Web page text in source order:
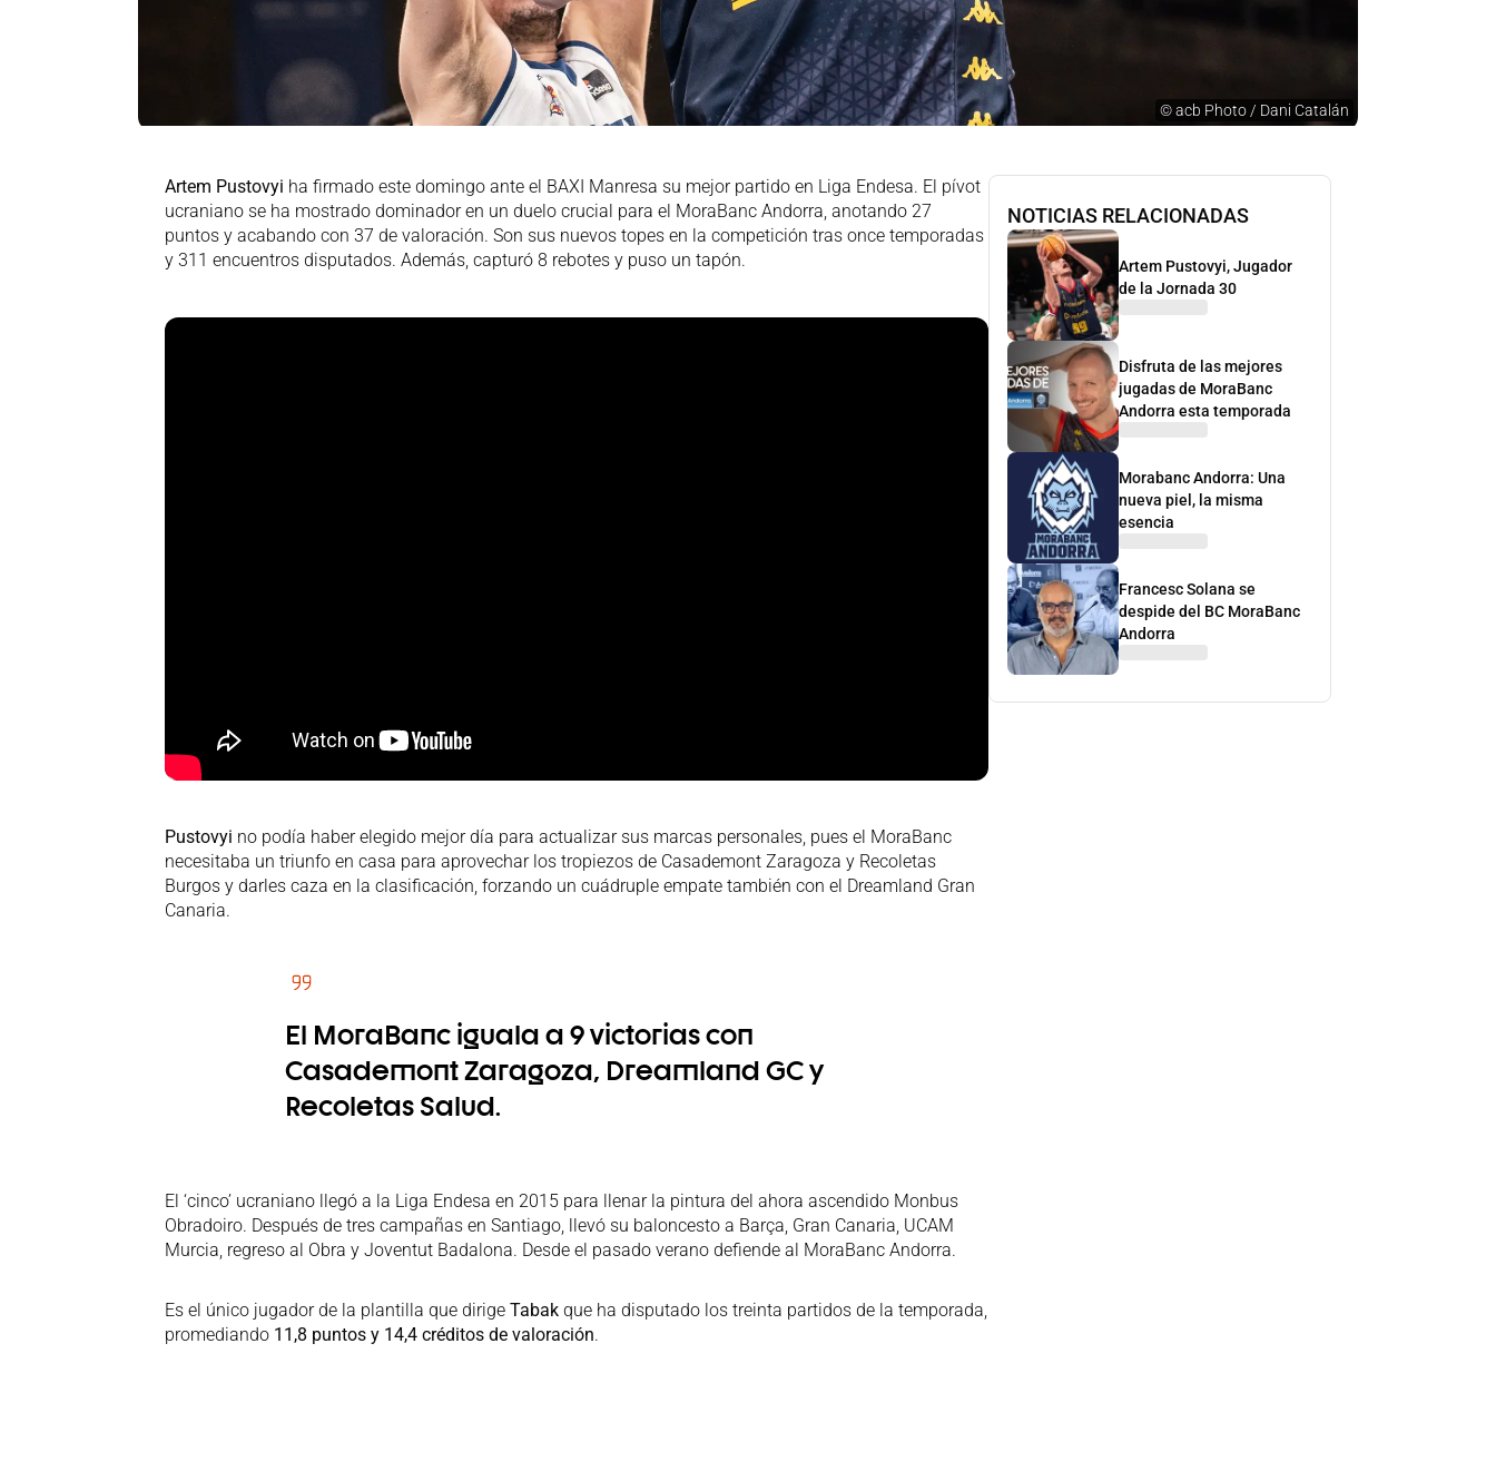
©acb Photo / Dani Catalán
Artem Pustovyi ha firmado este domingo ante el BAXI Manresa su mejor partido en Liga Endesa. El pívot
ucraniano se ha mostrado dominador en un duelo crucial para el MoraBanc Andorra, anotando 27
puntos y acabando con 37 de valoración. Son sus nuevos topes en la competición tras once temporadas
y 311 encuentros disputados. Además, capturó 8 rebotes y puso un tapón.
Pustovyi no podía haber elegido mejor día para actualizar sus marcas personales, pues el MoraBanc
necesitaba un triunfo en casa para aprovechar los tropiezos de Casademont Zaragoza y Recoletas
Burgos y darles caza en la clasificación, forzando un cuádruple empate también con el Dreamland Gran
Canaria.
El MoraBanc iguala a 9 victorias con
Casademont Zaragoza, Dreamland GC y
Recoletas Salud.
El ‘cinco’ ucraniano llegó a la Liga Endesa en 2015 para llenar la pintura del ahora ascendido Monbus
Obradoiro. Después de tres campañas en Santiago, llevó su baloncesto a Barça, Gran Canaria, UCAM
Murcia, regreso al Obra y Joventut Badalona. Desde el pasado verano defiende al MoraBanc Andorra.
Es el único jugador de la plantilla que dirige Tabak que ha disputado los treinta partidos de la temporada,
promediando 11,8 puntos y 14,4 créditos de valoración.
NOTICIAS RELACIONADAS
Artem Pustovyi, Jugador
de la Jornada 30
Disfruta de las mejores
jugadas de MoraBanc
Andorra esta temporada
Morabanc Andorra: Una
nueva piel, la misma
esencia
Francesc Solana se
despide del BC MoraBanc
Andorra